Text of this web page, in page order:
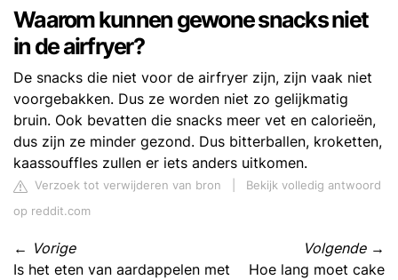
Waarom kunnen gewone snacks niet
in de airfryer?
De snacks die niet voor de airfryer zijn, zijn vaak niet
voorgebakken. Dus ze worden niet zo gelijkmatig
bruin. Ook bevatten die snacks meer vet en calorieën,
dus zijn ze minder gezond. Dus bitterballen, kroketten,
kaassouffles zullen er iets anders uitkomen.
Verzoek tot verwijderen van bron
Bekijk volledig antwoord
op reddit.com
← Vorige
Is het eten van aardappelen met
Volgende→
Hoe lang moet cake